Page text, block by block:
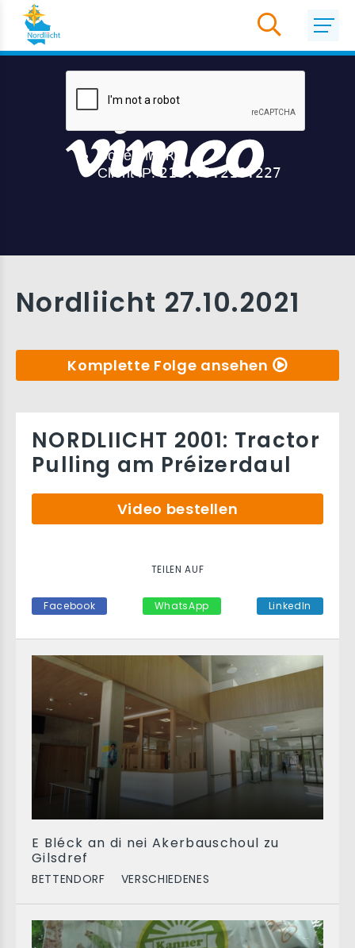
Nordliicht 27.10.2021
Komplette Folge ansehen
E Bléck an di nei Akerbauschoul zu
Gilsdref
BETTENDORF VERSCHIEDENES
NORDLIICHT 2001: Tractor
Pulling am Préizerdaul
Video bestellen
TEILEN AUF
Facebook WhatsApp LinkedIn